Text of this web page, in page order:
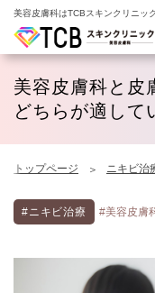
美容皮膚科はTCBスキンクリニック
美容皮膚科と皮
どちらが適して
トップページ ニキビ治
#ニキビ治療
#美容皮膚